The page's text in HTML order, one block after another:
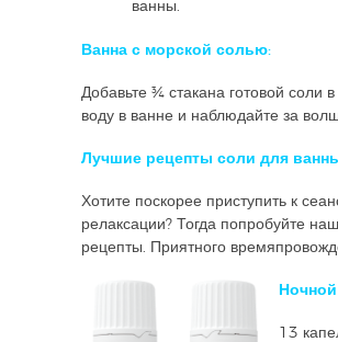
ванны.
Ванна с морской солью:
Добавьте ¾ стакана готовой соли
воду в ванне и наблюдайте за
Лучшие рецепты соли для
Хотите поскорее приступить к
релаксации? Тогда попробуйте
рецепты. Приятного
13